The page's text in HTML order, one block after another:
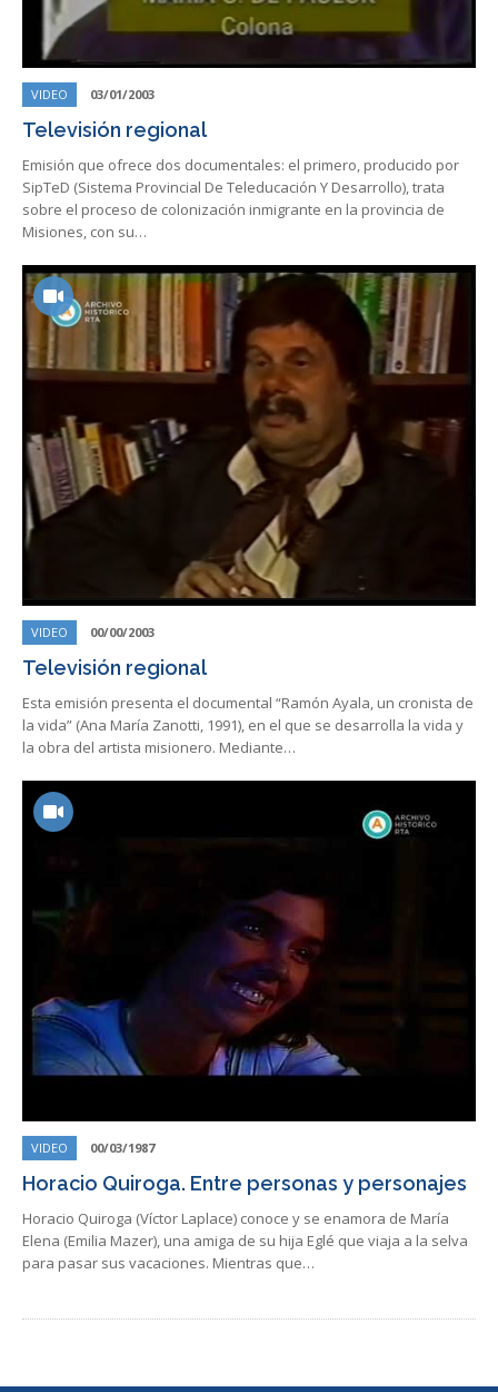
VIDEO 03/01/2003
Televisión regional
Emisión que ofrece dos documentales: el primero, producido por
SipTeD (Sistema Provincial De Teleducación Y Desarrollo), trata
sobre el proceso de colonización inmigrante en la provincia de
Misiones, con su…
VIDEO 00/00/2003
Televisión regional
Esta emisión presenta el documental “Ramón Ayala, un cronista de
la vida” (Ana María Zanotti, 1991), en el que se desarrolla la vida y
la obra del artista misionero. Mediante…
VIDEO 00/03/1987
Horacio Quiroga. Entre personas y personajes
Horacio Quiroga (Víctor Laplace) conoce y se enamora de María
Elena (Emilia Mazer), una amiga de su hija Eglé que viaja a la selva
para pasar sus vacaciones. Mientras que…